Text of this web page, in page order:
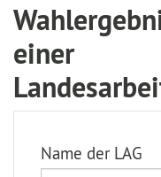
einer
Name der LAG